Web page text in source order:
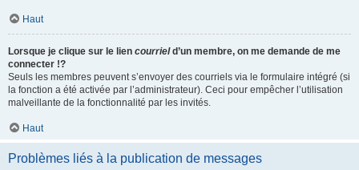
Haut
Lorsque je clique sur le lien courrield’un membre, on me demande de me
connecter !?
Seuls les membres peuvent s’envoyer des courriels via le formulaire intégré (si
la fonction a été activée par l’administrateur). Ceci pour empêcher l’utilisation
malveillante de la fonctionnalité par les invités.
Haut
Problèmes liés à la publication de messages